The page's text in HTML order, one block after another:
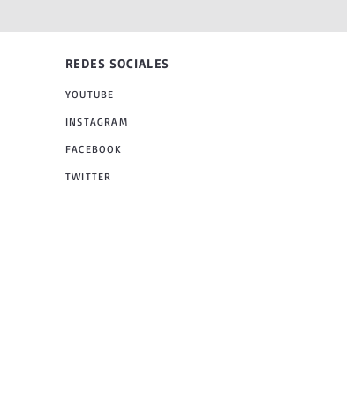
REDES SOCIALES
YOUTUBE
INSTAGRAM
FACEBOOK
TWITTER